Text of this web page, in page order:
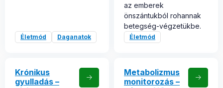
Életmód Daganatok
az emberek
önszántukból rohannak
betegség-végzetükbe.
Életmód
Krónikus
gyulladás –
Metabolizmus
monitorozás –